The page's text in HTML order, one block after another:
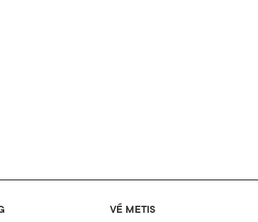
VỀ METIS